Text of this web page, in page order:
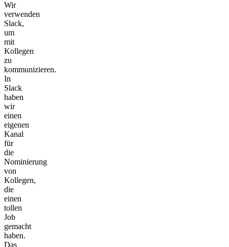
Wir
verwenden
Slack,
um
mit
Kollegen
zu
kommunizieren.
In
Slack
haben
wir
einen
eigenen
Kanal
für
die
Nominierung
von
Kollegen,
die
einen
tollen
Job
gemacht
haben.
Das